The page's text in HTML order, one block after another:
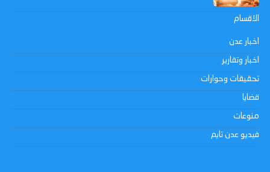
الاقسام
اخبار عدن
اخبار وتقارير
تحقيقات وحوارات
قضايا
منوعات
فيديو عدن تايم